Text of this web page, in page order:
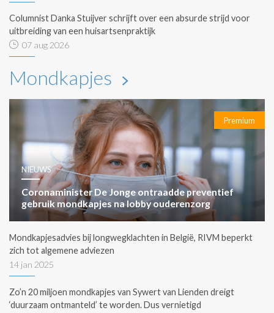
Columnist Danka Stuijver schrijft over een absurde strijd voor
uitbreiding van een huisartsenpraktijk
07 aug 2026
Mondkapjes
Premium
NIEUWS
Coronaminister De Jonge ontraadde preventief
gebruik mondkapjes na lobby ouderenzorg
Mondkapjesadvies bij longwegklachten in België, RIVM beperkt
zich tot algemene adviezen
14 jan 2025
Zo’n 20 miljoen mondkapjes van Sywert van Lienden dreigt
‘duurzaam ontmanteld’ te worden. Dus vernietigd